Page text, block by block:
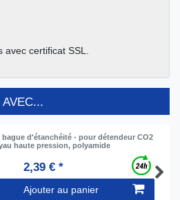
avec certificat SSL.
bague d'étanchéité - pour détendeur CO2
haute pression, polyamide
2,39 € *
Ajouter au panier